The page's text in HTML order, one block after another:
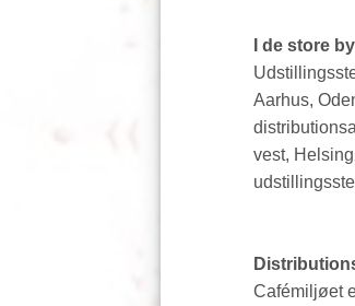
I de store
Aarhus,
vest,
Cafémiljøet